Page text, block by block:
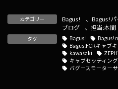
e
b
o
e
e
n
a
ai
l
カテゴリー Bagus! 、 Bagus!パ
ブログ
、 担当:本間
タグ Bagus!
Bagus!
Bagus!FCRキャブ
kawasaki
キャブセッティング
バグースモーター